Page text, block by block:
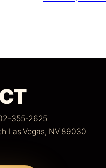
355-2625
Las Vegas, NV 89030